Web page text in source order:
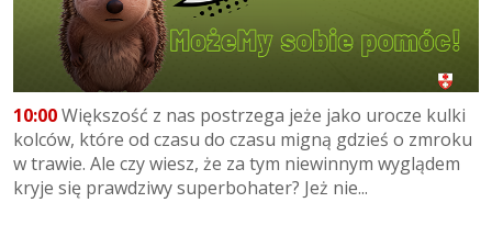
10:00Większość z nas postrzega jeże jako urocze kulki
kolców, które od czasu do czasu migną gdzieś o zmroku
w trawie. Ale czy wiesz, że za tym niewinnym wyglądem
kryje się prawdziwy superbohater? Jeż nie...